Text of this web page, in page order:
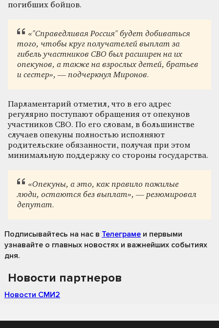
погибших бойцов.
«"Справедливая Россия" будет добиваться
того, чтобы круг получателей выплат за
гибель участников СВО был расширен на их
опекунов, а также на взрослых детей, братьев
и сестер», — подчеркнул Миронов.
Парламентарий отметил, что в его адрес
регулярно поступают обращения от опекунов
участников СВО. По его словам, в большинстве
случаев опекуны полностью исполняют
родительские обязанности, получая при этом
минимальную поддержку со стороны государства.
«Опекуны, а это, как правило пожилые
люди, остаются без выплат», — резюмировал
депутат.
Подписывайтесь на нас в Телеграме и первыми
узнавайте о главных новостях и важнейших событиях
дня.
Новости партнеров
Новости СМИ2